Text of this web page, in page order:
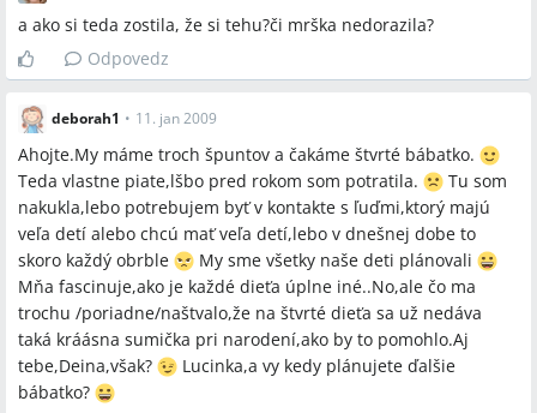
a ako si teda zostila, že si tehu?či mrška nedorazila?
Odpovedz
deborah1 • 11. jan 2009
Ahojte.My máme troch špuntov a čakáme štvrté bábatko.
Teda vlastne piate,lšbo pred rokom som potratila.
Tu som
nakukla,lebo potrebujem byť v kontakte s ľuďmi,ktorý majú
veľa detí alebo chcú mať veľa detí,lebo v dnešnej dobe to
skoro každý obrble
My sme všetky naše deti plánovali
Mňa fascinuje,ako je každé dieťa úplne iné..No,ale čo ma
trochu /poriadne/naštvalo,že na štvrté dieťa sa už nedáva
taká kráásna sumička pri narodení,ako by to pomohlo.Aj
tebe,Deina,však?
Lucinka,a vy kedy plánujete ďalšie
bábatko?